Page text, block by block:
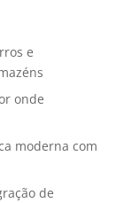
e
onde
moderna com
de